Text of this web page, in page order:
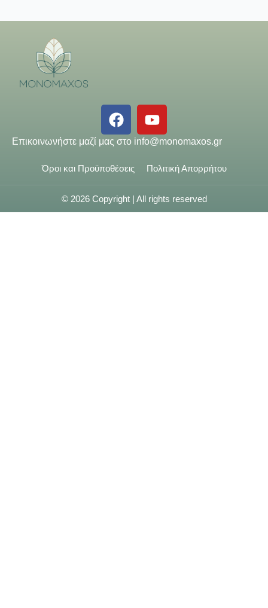
Επικοινωνήστε μαζί μας στο info@monomaxos.gr
Όροι και Προϋποθέσεις Πολιτική Απορρήτου
© 2026 Copyright | All rights reserved